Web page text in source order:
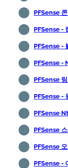
PFSense
PFSense -
PFSense -
PFSense -
PFSense 링
PFSense -
PFSense
PFSense
PFSense
PFSense -